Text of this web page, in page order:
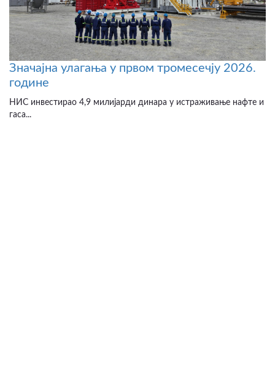
Значајна улагања у првом тромесечју 2026.
године
НИС инвестирао 4,9 милијарди динара у истраживање нафте и
гаса...